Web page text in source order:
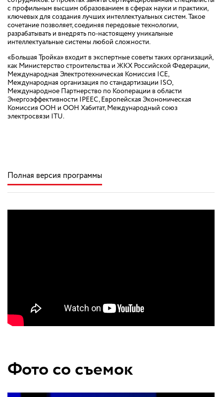
с профильным высшим образованием в сферах науки и практики,
ключевых для создания лучших интеллектуальных систем. Такое
сочетание позволяет, соединяя передовые технологии,
разрабатывать и внедрять по-настоящему уникальные
интеллектуальные системы любой сложности.
«Большая Тройка» входит в экспертные советы таких организаций,
как Министерство строительства и ЖКХ Российской Федерации,
Международная Электротехническая Комиссия ICE,
Международная организация по стандартизации ISO,
Международное Партнерство по Кооперации в области
Энергоэффективности IPEEC, Европейская Экономическая
Комиссия ООН и ООН Хабитат, Международный союз
электросвязи ITU.
Полная версия программы
Фото со съемок